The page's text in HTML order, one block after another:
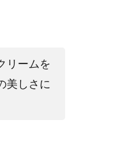
リームを
美しさに